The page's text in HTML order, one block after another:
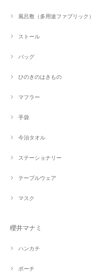
風呂敷（多用途ファブリック）
ストール
バッグ
ひのきのはきもの
マフラー
手袋
今治タオル
ステーショナリー
テーブルウェア
マスク
櫻井マナミ
ハンカチ
ポーチ